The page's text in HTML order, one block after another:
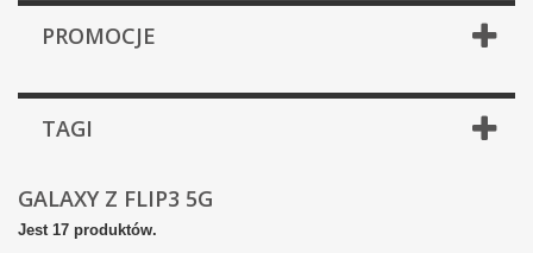
PROMOCJE
TAGI
GALAXY Z FLIP3 5G
Jest 17 produktów.